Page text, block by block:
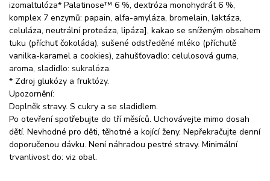
izomaltulóza* Palatinose™ 6 %, dextróza monohydrát 6 %,
komplex 7 enzymů: papain, alfa-amyláza, bromelain, laktáza,
celuláza, neutrální proteáza, lipáza], kakao se sníženým obsahem
tuku (příchuť čokoláda), sušené odstředěné mléko (příchutě
vanilka-karamel a cookies), zahušťovadlo: celulosová guma,
aroma, sladidlo: sukralóza.
* Zdroj glukózy a fruktózy.
Upozornění:
Doplněk stravy. S cukry a se sladidlem.
Po otevření spotřebujte do tří měsíců. Uchovávejte mimo dosah
dětí. Nevhodné pro děti, těhotné a kojící ženy. Nepřekračujte denní
doporučenou dávku. Není náhradou pestré stravy. Minimální
trvanlivost do: viz obal.